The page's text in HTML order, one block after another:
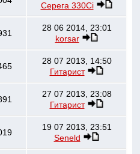
Серега 330Ci
28 06 2014, 23:01
korsar
28 07 2013, 14:50
Гитарист
27 07 2013, 23:08
Гитарист
19 07 2013, 23:51
Seneld